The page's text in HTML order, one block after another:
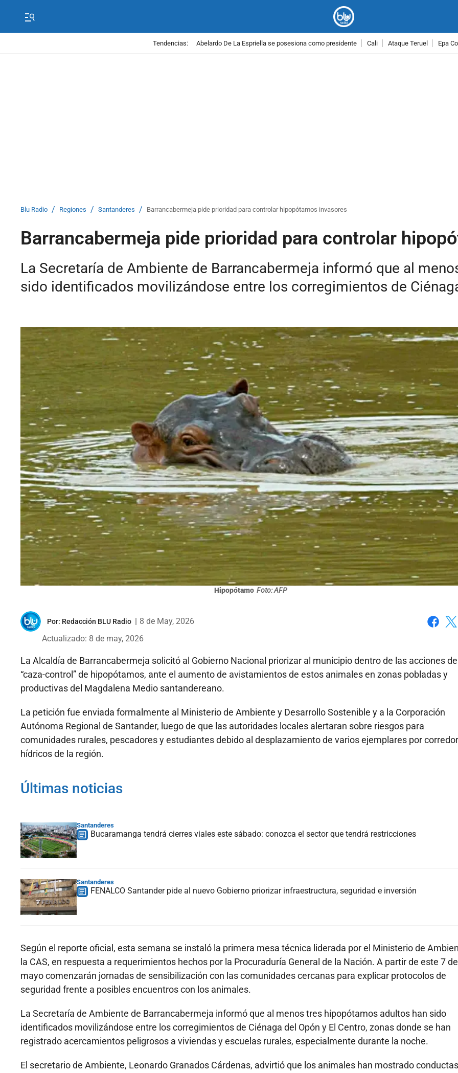
Tendencias: Abelardo De La Espriella se posesiona como presidente Cali Ataque Teruel Epa
Blu Radio / Regiones / Santanderes / Barrancabermeja pide prioridad para controlar hipopótamos invasores
Barrancabermeja pide prioridad para controlar
La Secretaría de Ambiente de Barrancabermeja informó que al
sido identificados movilizándose entre los corregimientos de
Hipopótamo Foto: AFP
Por: Redacción BLU Radio
8 de May, 2026
Actualizado: 8 de may, 2026
La Alcaldía de Barrancabermeja solicitó al Gobierno Nacional priorizar al municipio dentro de las acciones de
“caza-control” de hipopótamos, ante el aumento de avistamientos de estos animales en zonas pobladas y
productivas del Magdalena Medio santandereano.
La petición fue enviada formalmente al Ministerio de Ambiente y Desarrollo Sostenible y a la Corporación
Autónoma Regional de Santander, luego de que las autoridades locales alertaran sobre riesgos para
comunidades rurales, pescadores y estudiantes debido al desplazamiento de varios ejemplares por
hídricos de la región.
Últimas noticias
Santanderes
Bucaramanga tendrá cierres viales este sábado: conozca el sector que tendrá restricciones
Santanderes
FENALCO Santander pide al nuevo Gobierno priorizar infraestructura, seguridad e inversión
Según el reporte oficial, esta semana se instaló la primera mesa técnica liderada por el Ministerio de
la CAS, en respuesta a requerimientos hechos por la Procuraduría General de la Nación. A partir de este 7 de
mayo comenzarán jornadas de sensibilización con las comunidades cercanas para explicar protocolos de
seguridad frente a posibles encuentros con los animales.
La Secretaría de Ambiente de Barrancabermeja informó que al menos tres hipopótamos adultos han sido
identificados movilizándose entre los corregimientos de Ciénaga del Opón y El Centro, zonas donde se han
registrado acercamientos peligrosos a viviendas y escuelas rurales, especialmente durante la noche.
El secretario de Ambiente, Leonardo Granados Cárdenas, advirtió que los animales han mostrado conductas